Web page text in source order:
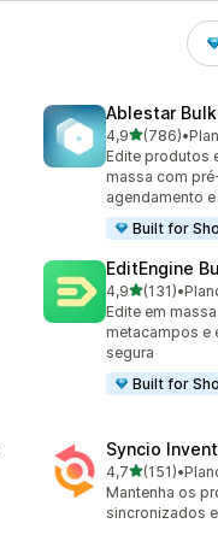
Ablestar
4,9de 5 estrelas
(786)
786 avaliações
•
Edite produtos
massa com
agendamento
Built for
EditEngine
4,9de 5 estrelas
(131)
131 avaliações
•
Edite em
metacampos e
segura
Built for
Syncio
4,7de 5 estrelas
(151)
151 avaliações
•
Mantenha os
sincronizados